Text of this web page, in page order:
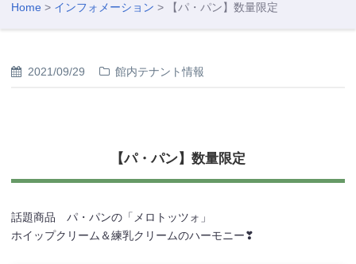
Home > インフォメーション > 【パ・パン】数量限定
2021/09/29 館内テナント情報
【パ・パン】数量限定
話題商品 パ・パンの「メロトッツォ」
ホイップクリーム＆練乳クリームのハーモニー❣